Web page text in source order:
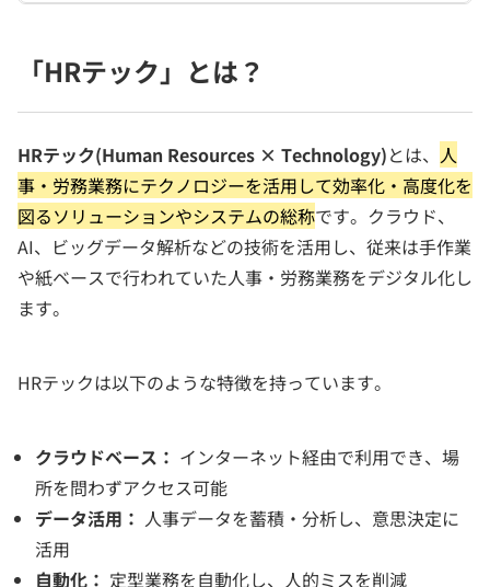
「HRテック」とは？
HRテック(Human Resources × Technology)とは、 人
事・労務業務にテクノロジーを活用して効率化・高度化を
図るソリューションやシステムの総称です。クラウド、
AI、ビッグデータ解析などの技術を活用し、従来は手作業
や紙ベースで行われていた人事・労務業務をデジタル化し
ます。
HRテックは以下のような特徴を持っています。
クラウドベース： インターネット経由で利用でき、場
所を問わずアクセス可能
データ活用： 人事データを蓄積・分析し、意思決定に
活用
自動化： 定型業務を自動化し、人的ミスを削減